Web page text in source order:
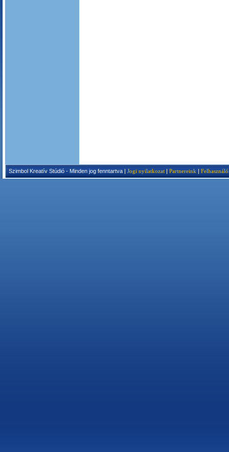
Szimbol Kreatív Stúdió - Minden jog fenntartva | Jogi nyilatkozat | Partnereink |